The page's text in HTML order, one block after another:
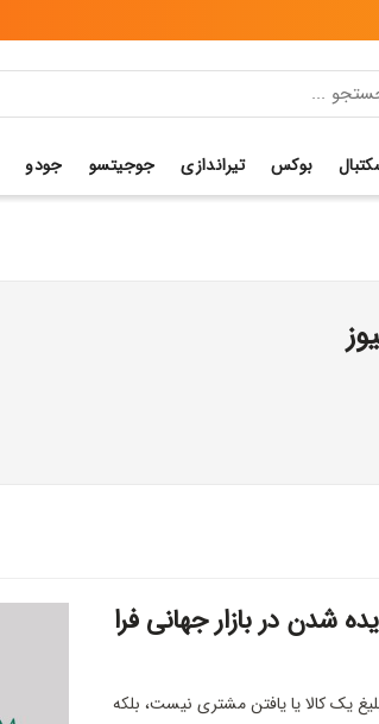
بوکس تیراندازی جوجیتسو جودو
شدن در بازار جهانی فرا
یک کالا یا یافتن مشتری نیست، بلکه